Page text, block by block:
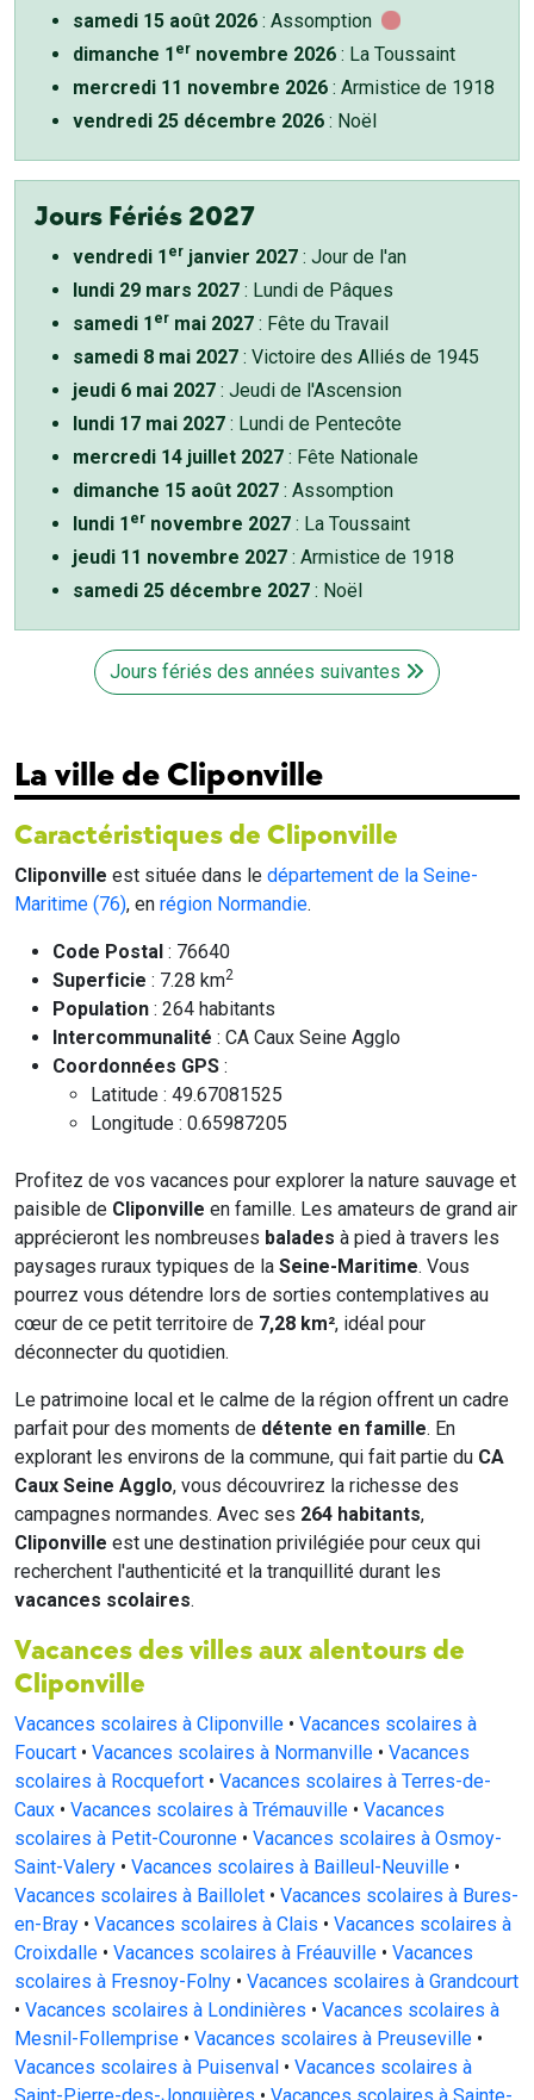
samedi 15 août 2026 : Assomption
dimanche 1 er novembre 2026 : La Toussaint
mercredi 11 novembre 2026 : Armistice de 1918
vendredi 25 décembre 2026 : Noël
Jours Fériés 2027
vendredi 1 er janvier 2027 : Jour de l'an
lundi 29 mars 2027 : Lundi de Pâques
samedi 1 er mai 2027 : Fête du Travail
samedi 8 mai 2027 : Victoire des Alliés de 1945
jeudi 6 mai 2027 : Jeudi de l'Ascension
lundi 17 mai 2027 : Lundi de Pentecôte
mercredi 14 juillet 2027 : Fête Nationale
dimanche 15 août 2027 : Assomption
lundi 1 er novembre 2027 : La Toussaint
jeudi 11 novembre 2027 : Armistice de 1918
samedi 25 décembre 2027 : Noël
Jours fériés des années suivantes
La ville de Cliponville
Caractéristiques de Cliponville
Cliponville est située dans le département de la Seine-
Maritime (76), en région Normandie.
Code Postal : 76640
Superficie : 7.28 km2
Population : 264 habitants
Intercommunalité : CA Caux Seine Agglo
Coordonnées GPS :
Latitude : 49.67081525
Longitude : 0.65987205
Profitez de vos vacances pour explorer la nature sauvage et
paisible de Cliponville en famille. Les amateurs de grand air
apprécieront les nombreuses balades à pied à travers les
paysages ruraux typiques de la Seine-Maritime. Vous
pourrez vous détendre lors de sorties contemplatives au
cœur de ce petit territoire de 7,28 km², idéal pour
déconnecter du quotidien.
Le patrimoine local et le calme de la région offrent un cadre
parfait pour des moments de détente en famille. En
explorant les environs de la commune, qui fait partie du CA
Caux Seine Agglo, vous découvrirez la richesse des
campagnes normandes. Avec ses 264 habitants,
Cliponville est une destination privilégiée pour ceux qui
recherchent l'authenticité et la tranquillité durant les
vacances scolaires.
Vacances des villes aux alentours de
Cliponville
Vacances scolaires à Cliponville • Vacances scolaires à
Foucart • Vacances scolaires à Normanville • Vacances
scolaires à Rocquefort • Vacances scolaires à Terres-de-
Caux • Vacances scolaires à Trémauville • Vacances
scolaires à Petit-Couronne • Vacances scolaires à Osmoy-
Saint-Valery • Vacances scolaires à Bailleul-Neuville •
Vacances scolaires à Baillolet • Vacances scolaires à Bures-
en-Bray • Vacances scolaires à Clais • Vacances scolaires à
Croixdalle • Vacances scolaires à Fréauville • Vacances
scolaires à Fresnoy-Folny • Vacances scolaires à Grandcourt
• Vacances scolaires à Londinières • Vacances scolaires à
Mesnil-Follemprise • Vacances scolaires à Preuseville •
Vacances scolaires à Puisenval • Vacances scolaires à